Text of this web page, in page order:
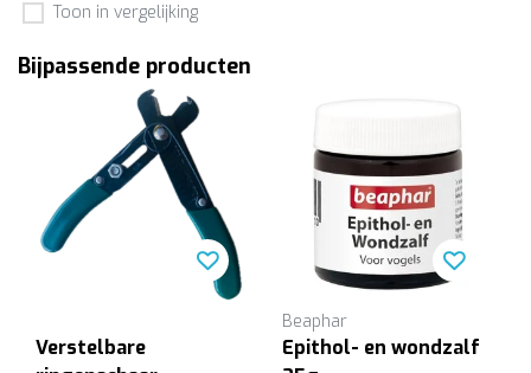
Toon in vergelijking
Bijpassende producten
Verstelbare
Beaphar
Epithol- en wondzalf